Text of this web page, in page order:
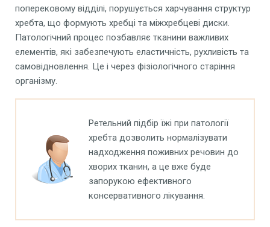
поперековому відділі, порушується харчування структур
хребта, що формують хребці та міжхребцеві диски.
Патологічний процес позбавляє тканини важливих
елементів, які забезпечують еластичність, рухливість та
самовідновлення. Це і через фізіологічного старіння
організму.
Ретельний підбір їжі при патології
хребта дозволить нормалізувати
надходження поживних речовин до
хворих тканин, а це вже буде
запорукою ефективного
консервативного лікування.